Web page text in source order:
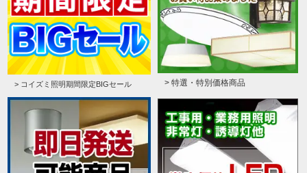
> コイズミ照明期間限定BIGセール > 特選・特別価格商品